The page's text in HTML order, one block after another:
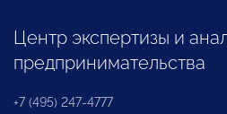
Центр экспертизы и
предпринимательства
+7 (495) 247-4777